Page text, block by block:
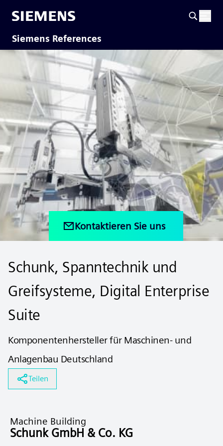
Siemens References
Kontaktieren Sie uns
Schunk, Spanntechnik und
Greifsysteme, Digital Enterprise
Suite
Komponentenhersteller für Maschinen- und
Anlagenbau Deutschland
Teilen
Machine Building
Schunk GmbH & Co. KG